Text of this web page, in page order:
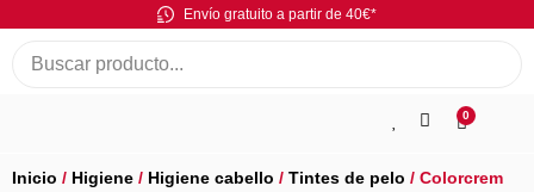
Envío gratuito a partir de 40€*
0
Inicio / Higiene / Higiene cabello / Tintes de pelo / Colorcrem